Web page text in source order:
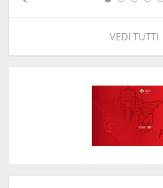
VEDI TUTTI